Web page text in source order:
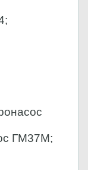
ГМ37М;